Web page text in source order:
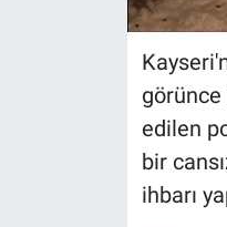
edilen
bir
ihbarı